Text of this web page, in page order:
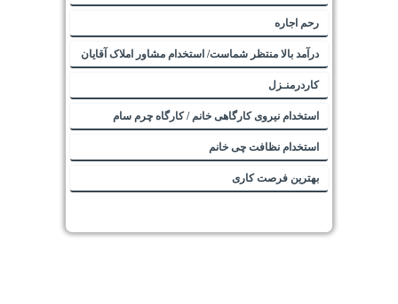
رحم اجاره
درآمد بالا منتظر شماست/ استخدام مشاور املاک آقایان
کاردرمنـزل
استخدام نیروی کارگاهی خانم / کارگاه چرم سام
استخدام نظافت چی خانم
بهترین فرصت کاری